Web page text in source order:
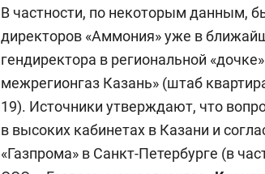
В частности, по некоторым данным,
директоров «Аммония» уже в
гендиректора в региональной
межрегионгаз Казань» (штаб
19). Источники утверждают, что
в высоких кабинетах в Казани и
«Газпрома» в Санкт-Петербурге (в